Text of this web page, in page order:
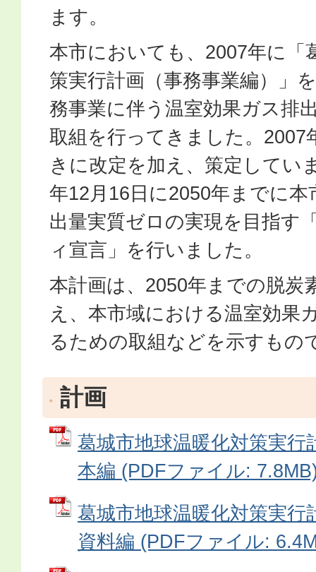
ます。
本市においても、2007年に「
策実行計画（事務事業編）」
務事業に伴う温室効果ガス排
取組を行ってきました。2007
きに改定を加え、策定してい
年12月16日に2050年までに本
出量実質ゼロの実現を目指す
ィ宣言」を行いました。
本計画は、2050年までの脱炭
え、本市域における温室効果
るための取組などを示すもの
計画
葛城市地球温暖化対策実行
本編 (PDFファイル:
葛城市地球温暖化対策実行
資料編 (PDFファイル: